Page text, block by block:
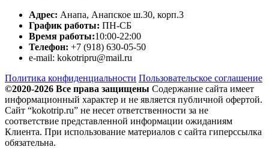
Адрес: Анапа, Анапское ш.30, корп.3
График работы: ПН-СБ
Время работы:10:00-22:00
Телефон: +7 (918) 630-05-50
e-mail: kokotripru@mail.ru
Политика конфиденциальности Пользовательское соглашение
©2020-2026 Все права защищены Содержание сайта имеет
информационный характер и не является публичной офертой.
Сайт “kokotrip.ru” не несет ответственности за не
соответствие представленной информации ожиданиям
Клиента. При использование материалов с сайта гиперссылка
обязательна.